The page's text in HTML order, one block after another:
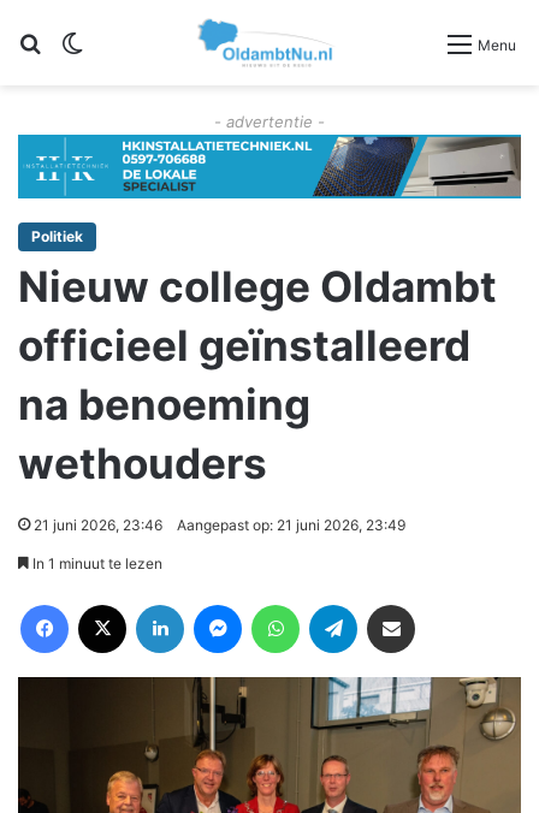
Zoeken Menu
- advertentie -
Politiek
Nieuw college Oldambt
officieel geïnstalleerd
na benoeming
wethouders
21 juni 2026, 23:46 Aangepast op: 21 juni 2026, 23:49
In 1 minuut te lezen